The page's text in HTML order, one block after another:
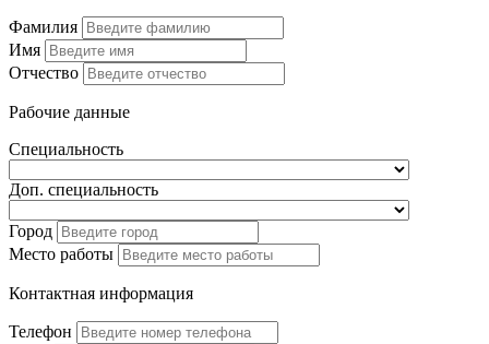
Фамилия
Имя
Отчество
Рабочие данные
Специальность
Доп. специальность
Город
Место работы
Контактная информация
Телефон